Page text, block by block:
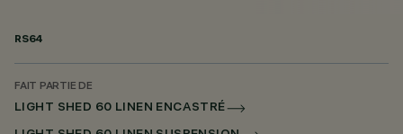
RS64
FAIT PARTIE DE
LIGHT SHED 60 LINEN ENCASTRÉ